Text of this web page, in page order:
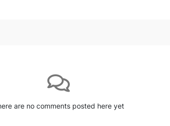
are no comments posted here yet